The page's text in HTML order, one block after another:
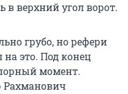
в верхний угол ворот.
грубо, но рефери
это. Под конец
момент.
Рахманович